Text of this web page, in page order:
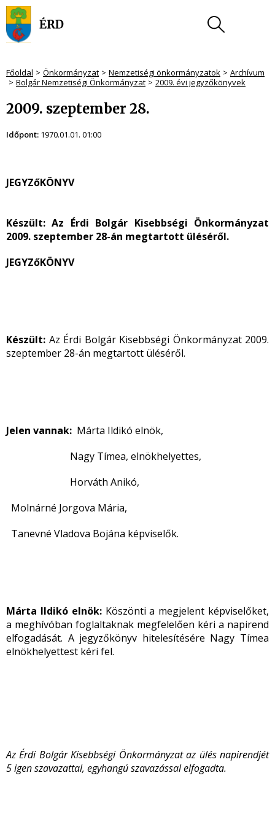
Főoldal Önkormányzat Nemzetiségi önkormányzatok
Archívum
Bolgár Nemzetiségi Önkormányzat
2009. évi jegyzőkönyvek
2009. szeptember 28.
Időpont: 1970.01.01. 01:00
JEGYZőKÖNYV
Készült: Az Érdi Bolgár Kisebbségi Önkormányzat
2009. szeptember 28-án megtartott üléséről.
JEGYZőKÖNYV
Készült: Az Érdi Bolgár Kisebbségi Önkormányzat 2009.
szeptember 28-án megtartott üléséről.
Jelen vannak: Márta Ildikó elnök,
Nagy Tímea, elnökhelyettes,
Horváth Anikó,
Molnárné Jorgova Mária,
Tanevné Vladova Bojána képviselők.
Márta Ildikóelnök: Köszönti a megjelent képviselőket,
a meghívóban foglaltaknak megfelelően kéri a napirend
elfogadását. A jegyzőkönyv hitelesítésére Nagy Tímea
elnökhelyettest kéri fel.
Az Érdi Bolgár Kisebbségi Önkormányzat az ülés napirendjét
5 igen szavazattal, egyhangú szavazással elfogadta.